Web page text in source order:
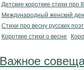
Детские короткие стихи про
Международный женский
Стихи про весну русских
Короткие стихи о весне
Важное